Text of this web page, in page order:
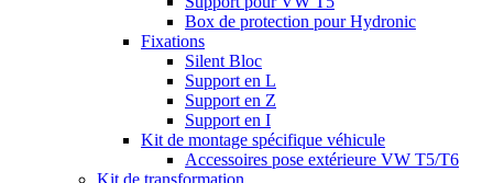
Box de protection pour Hydronic
Fixations
Silent Bloc
Support en L
Support en Z
Support en I
Kit de montage spécifique véhicule
Accessoires pose extérieure VW T5/T6
Kit de transformation